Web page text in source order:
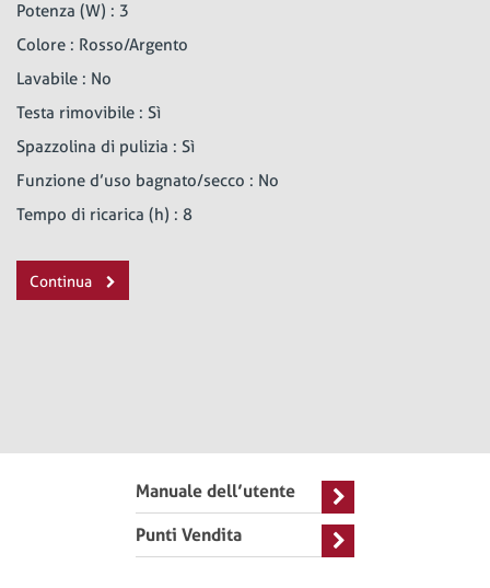
Potenza (W) : 3
Colore : Rosso/Argento
Lavabile : No
Testa rimovibile : Sì
Spazzolina di pulizia : Sì
Funzione d’uso bagnato/secco : No
Tempo di ricarica (h) : 8
Continua
Manuale dell’utente
Punti Vendita